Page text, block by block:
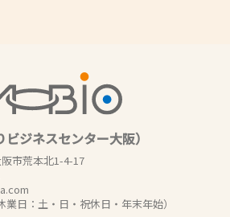
ジネスセンター大阪）
市荒本北1-4-17
日：土・日・祝休日・年末年始）